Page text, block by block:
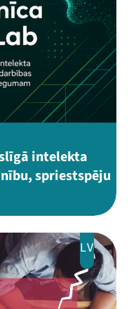
intelekta
spriestspēju
LV